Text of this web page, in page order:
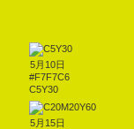
5月10日
#F7F7C6
C5Y30
5月15日